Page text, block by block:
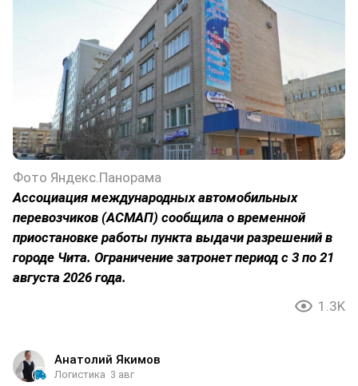
Фото Яндекс.Панорама
Ассоциация международных автомобильных
перевозчиков (АСМАП) сообщила о временной
приостановке работы пункта выдачи разрешений в
городе Чита. Ограничение затронет период с 3 по 21
августа 2026 года.
1.3K
Анатолий Якимов
Логистика 3 авг